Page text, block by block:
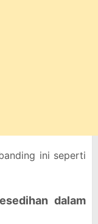
ini seperti
dalam